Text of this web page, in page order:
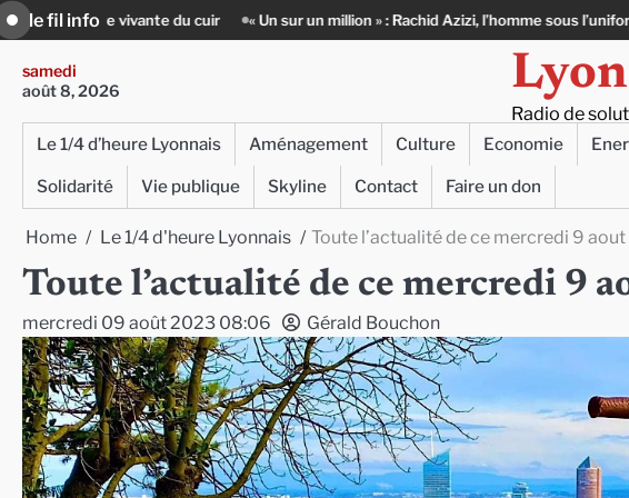
Skip
to
content
le fil info
du cuir « Un sur un million » : Rachid Azizi, l’homme sous l’uniforme de police Infox,
samedi
août 8, 2026
Radio de
Le 1/4 d’heure Lyonnais Aménagement Culture Economie
Solidarité
Vie publique Skyline Contact Faire un don
Home Le 1/4 d'heure Lyonnais Toute l’actualité de ce mercredi 9
Toute l’actualité de ce mercredi 9
mercredi 09 août 2023 08:06 Gérald Bouchon